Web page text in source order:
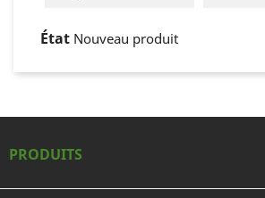
État Nouveau produit
PRODUITS